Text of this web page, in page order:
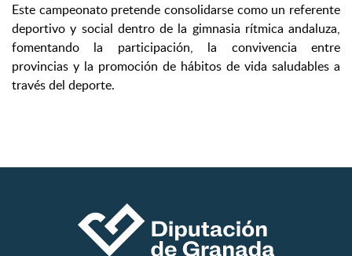
Este campeonato pretende consolidarse como un referente
deportivo y social dentro de la gimnasia rítmica andaluza,
fomentando la participación, la convivencia entre
provincias y la promoción de hábitos de vida saludables a
través del deporte.